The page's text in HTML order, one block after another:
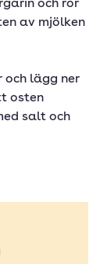
och rör
av mjölken
och lägg ner
osten
salt och